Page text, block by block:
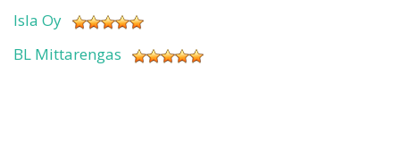
Isla Oy
BL Mittarengas